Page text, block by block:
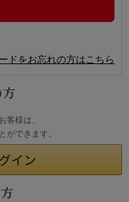
ドをお忘れの方はこちら
客様は、
ができます。